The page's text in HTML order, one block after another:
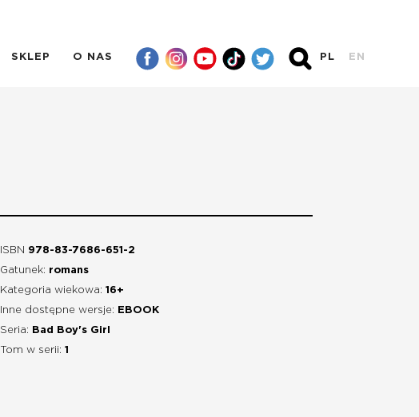
SKLEP O NAS PL EN
ISBN 978-83-7686-651-2
Gatunek: romans
Kategoria wiekowa: 16+
Inne dostępne wersje:
EBOOK
Seria:
Bad Boy's Girl
Tom w serii: 1